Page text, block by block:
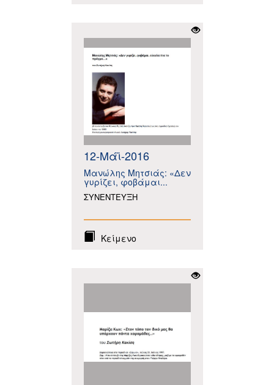
12-Μάϊ-2016
Μανώλης Μητσιάς: «Δεν
γυρίζει, φοβάμαι...
ΣΥΝΕΝΤΕΥΞΗ
Κείμενο